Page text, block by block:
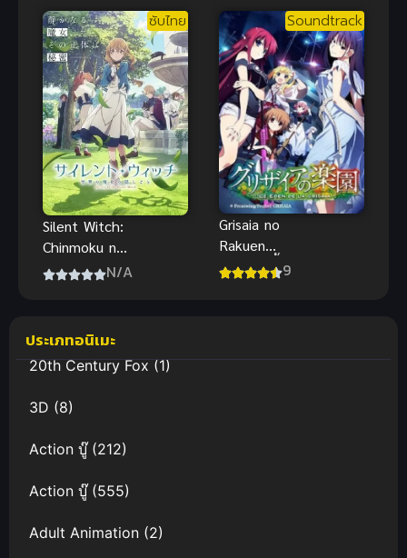
การ์เดี้ยน เซ
เลอร์ มูน อีเท
อร์นัล เดอะ
มูฟวี่ พากย์
ไทย
ซับไทย
Silent Witch:
Chinmoku no
Majo no
ความลับของ
แม่มดแห่ง
ความเงียบ
N/A
Soundtrack
Grisaia no
Rakuen
ฮาเร็มในรั้ว9
ประเภทอนิเมะ
20th Century Fox(1)
3D (8)
Action บู๊(212)
Action บู๊(555)
Adult Animation (2)